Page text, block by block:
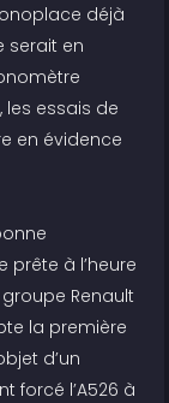
déjà
serait en
les essais de
en évidence
prête à l’heure
Renault
la première
d’un
forcé l’A526 à